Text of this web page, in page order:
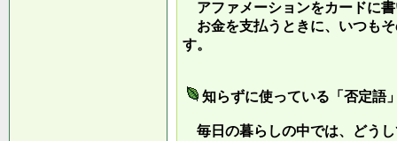
アファメーションをカードに
お金を支払うときに、いつも
す。
知らずに使っている「否定語
毎日の暮らしの中では、どう